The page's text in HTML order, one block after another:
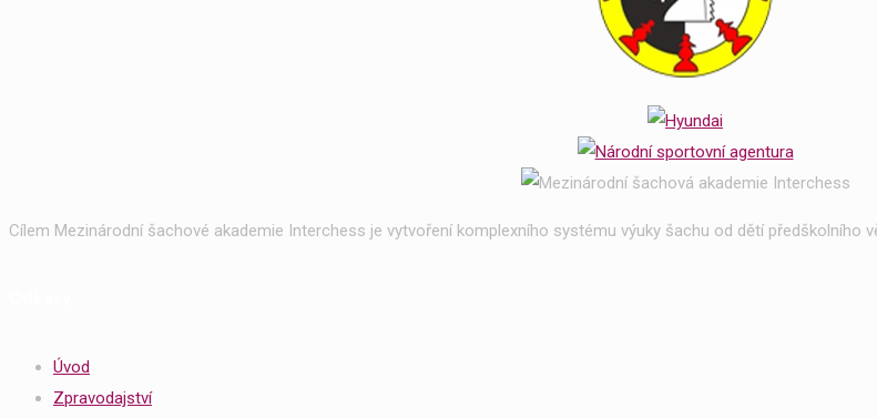
Cílem Mezinárodní šachové akademie Interchess je vytvoření komplexního systému výuky šachu od dětí předškolního
Úvod
Zpravodajství